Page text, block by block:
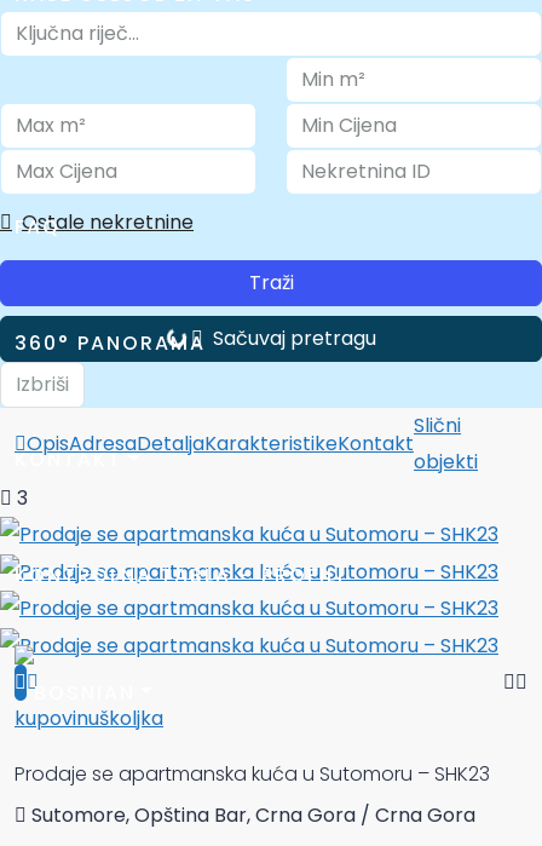
O NAMA
FAQ
360° PANORAMA
KONTAKT
KONTROLNA TABLA – PROFILI
Ostale nekretnine
Traži
Sačuvaj pretragu
Izbriši
OpisAdresaDetaljaKarakteristikeKontakt
Slični
objekti
3
kupovinuškoljka
Prodaje se apartmanska kuća u Sutomoru – SHK23
Sutomore, Opština Bar, Crna Gora / Crna Gora